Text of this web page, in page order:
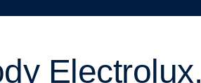
Electrolux.